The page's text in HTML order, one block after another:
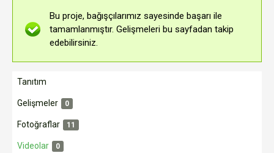
Bu proje, bağışçılarımız sayesinde başarı ile
tamamlanmıştır. Gelişmeleri bu sayfadan takip
edebilirsiniz.
Tanıtım
Gelişmeler 0
Fotoğraflar 11
Videolar 0